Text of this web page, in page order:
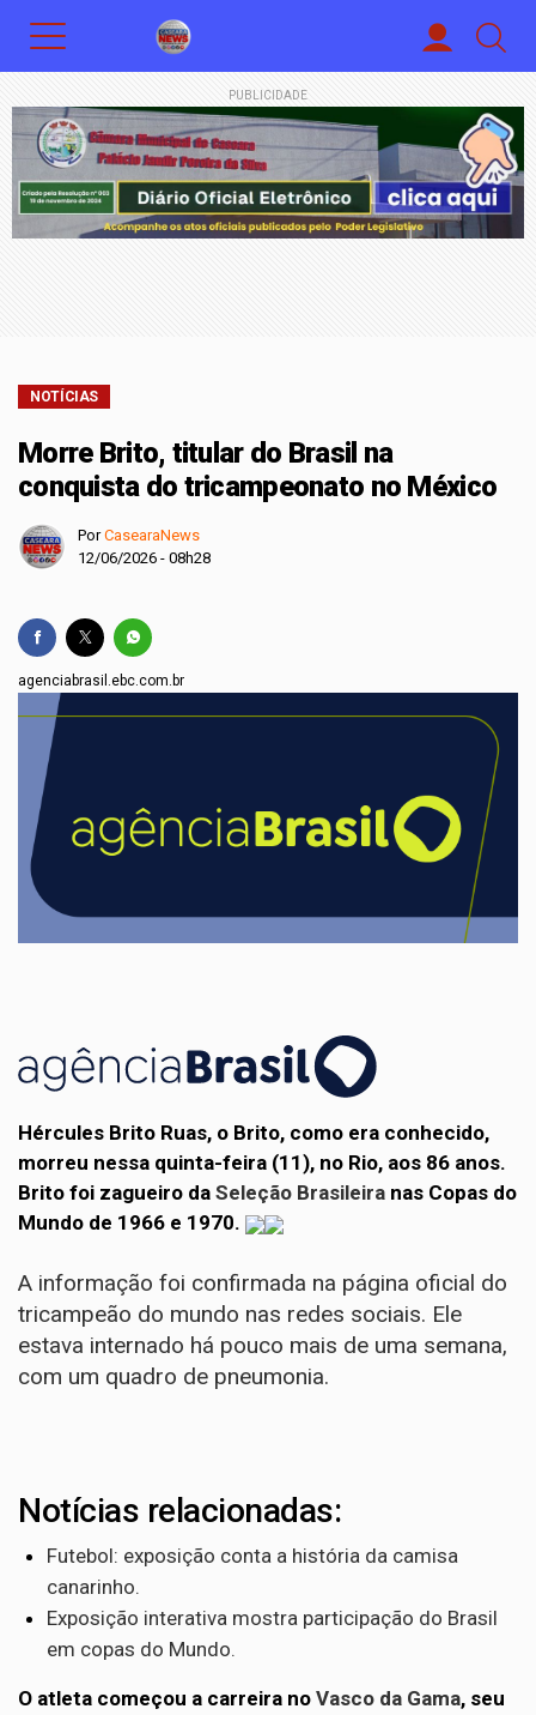
PUBLICIDADE
NOTÍCIAS
Morre Brito, titular do Brasil na
conquista do tricampeonato no México
PorCasearaNews
12/06/2026 - 08h28
agenciabrasil.ebc.com.br
Hércules Brito Ruas, o Brito, como era conhecido,
morreu nessa quinta-feira (11), no Rio, aos 86 anos.
Brito foi zagueiro da Seleção Brasileira nas Copas do
Mundo de 1966 e 1970.
A informação foi confirmada na página oficial do
tricampeão do mundo nas redes sociais. Ele
estava internado há pouco mais de uma semana,
com um quadro de pneumonia.
Notícias relacionadas:
Futebol: exposição conta a história da camisa
canarinho.
Exposição interativa mostra participação do Brasil
em copas do Mundo.
O atleta começou a carreira no Vasco da Gama, seu